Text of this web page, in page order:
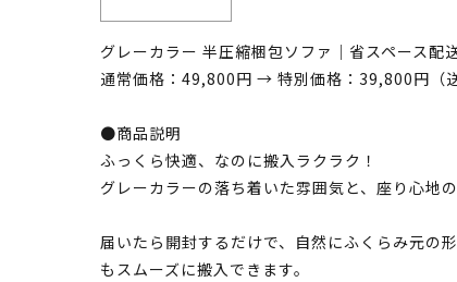
グレーカラー 半圧縮梱包ソファ｜省スペース配
通常価格：49,800円 → 特別価格：39,800円（
●商品説明
ふっくら快適、なのに搬入ラクラク！
グレーカラーの落ち着いた雰囲気と、座り心地
届いたら開封するだけで、自然にふくらみ元の
もスムーズに搬入できます。